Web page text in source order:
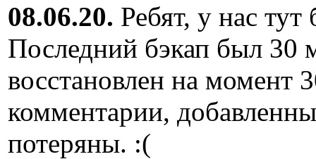
08.06.20. Ребят, у нас
Последний бэкап был 30
восстановлен на
комментарии,
потеряны. :(